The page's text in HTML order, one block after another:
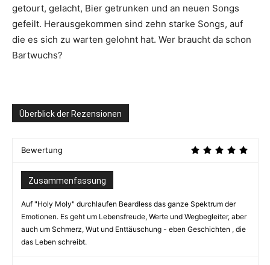
getourt, gelacht, Bier getrunken und an neuen Songs
gefeilt. Herausgekommen sind zehn starke Songs, auf
die es sich zu warten gelohnt hat. Wer braucht da schon
Bartwuchs?
Überblick der Rezensionen
Bewertung
Zusammenfassung
Auf "Holy Moly" durchlaufen Beardless das ganze Spektrum der
Emotionen. Es geht um Lebensfreude, Werte und Wegbegleiter, aber
auch um Schmerz, Wut und Enttäuschung - eben Geschichten , die
das Leben schreibt.